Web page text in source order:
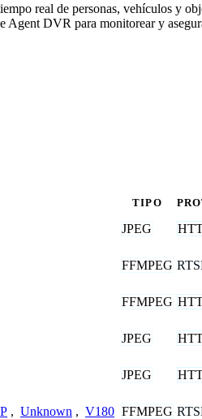
real de personas, vehículos y
Agent DVR para monitorear y
TIPO
JPEG
FFMPEG
FFMPEG
JPEG
JPEG
, Unknown , V180 FFMPEG